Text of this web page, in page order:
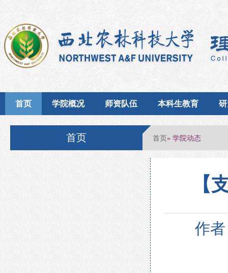
首页 学院概况 师资队伍 本科生教育
首页 首页» 学院动态
【
作